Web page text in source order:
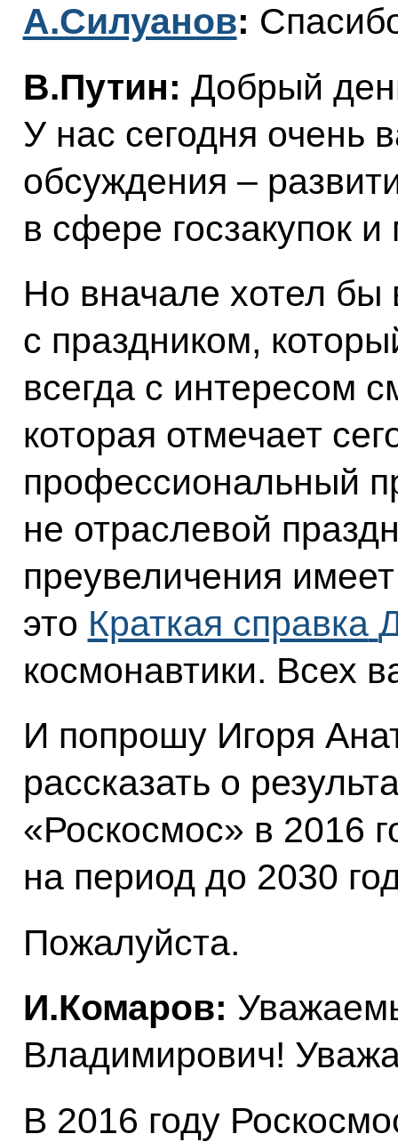
А.Силуанов:
В.Путин: Добрый
У нас сегодня очень
обсуждения –
в сфере госзакупок
Но вначале хотел бы
с праздником,
всегда с интересом
которая отмечает
профессиональный
не отраслевой
преувеличения
это Краткая справка
космонавтики. Всех
И попрошу Игоря
рассказать о
«Роскосмос» в 2016
на период до 2030
Пожалуйста.
И.Комаров:
Владимирович!
В 2016 году